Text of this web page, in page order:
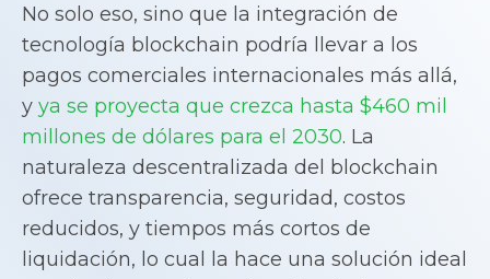
No solo eso, sino que la integración de
tecnología blockchain podría llevar a los
pagos comerciales internacionales más allá,
y ya se proyecta que crezca hasta $460 mil
millones de dólares para el 2030. La
naturaleza descentralizada del blockchain
ofrece transparencia, seguridad, costos
reducidos, y tiempos más cortos de
liquidación, lo cual la hace una solución ideal